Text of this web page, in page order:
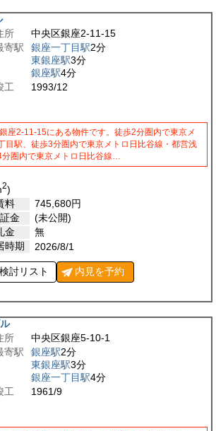
所
中央区銀座2-11-15
寄駅
銀座一丁目駅2分
東銀座駅3分
銀座駅4分
工
1993/12
座2-11-15にある物件です。徒歩2分圏内で東京メ
目駅、徒歩3分圏内で東京メトロ日比谷線・都営浅
圏内で東京メトロ日比谷線…
2)
料
745,680円
金
(未公開)
金
無
時期
2026/8/1
検討リスト 内見を予約
所
中央区銀座5-10-1
寄駅
銀座駅2分
東銀座駅3分
銀座一丁目駅4分
工
1961/9